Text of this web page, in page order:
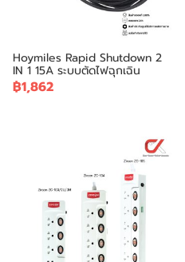
Hoymiles Rapid Shutdown 2
IN 1 15A ระบบตัดไฟฉุกเฉิน
฿1,862